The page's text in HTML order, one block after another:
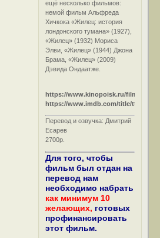
ещё несколько фильмов:
немой фильм Альфреда
Хичкока «Жилец: история
лондонского тумана» (1927),
«Жилец» (1932) Мориса
Элви, «Жилец» (1944) Джона
Брама, «Жилец» (2009)
Дэвида Ондаатже.
https://www.kinopoisk.ru/film/83740/
https://www.imdb.com/title/
Перевод и озвучка: Дмитрий
Есарев
2700р.
Для того, чтобы
фильм был отдан на
перевод нам
необходимо набрать
как минимум 10
желающих, готовых
профинансировать
этот фильм.